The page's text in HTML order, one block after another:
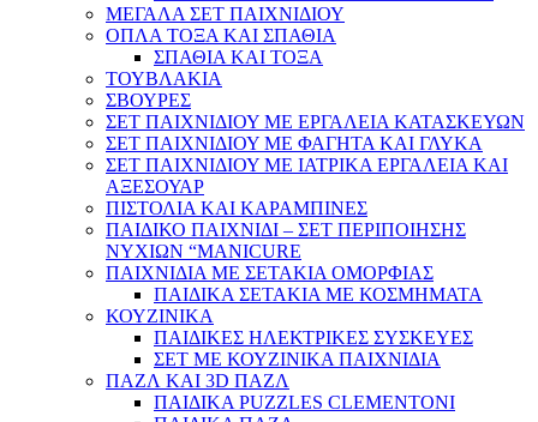
ΜΕΓΑΛΑ ΣΕΤ ΠΑΙΧΝΙΔΙΟΥ
ΟΠΛΑ ΤΟΞΑ ΚΑΙ ΣΠΑΘΙΑ
ΣΠΑΘΙΑ ΚΑΙ ΤΟΞΑ
ΤΟΥΒΛΑΚΙΑ
ΣΒΟΥΡΕΣ
ΣΕΤ ΠΑΙΧΝΙΔΙΟΥ ΜΕ ΕΡΓΑΛΕΙΑ ΚΑΤΑΣΚΕΥΩΝ
ΣΕΤ ΠΑΙΧΝΙΔΙΟΥ ΜΕ ΦΑΓΗΤΑ ΚΑΙ ΓΛΥΚΑ
ΣΕΤ ΠΑΙΧΝΙΔΙΟΥ ΜΕ ΙΑΤΡΙΚΑ ΕΡΓΑΛΕΙΑ ΚΑΙ
ΑΞΕΣΟΥΑΡ
ΠΙΣΤΟΛΙΑ ΚΑΙ ΚΑΡΑΜΠΙΝΕΣ
ΠΑΙΔΙΚΟ ΠΑΙΧΝΙΔΙ – ΣΕΤ ΠΕΡΙΠΟΙΗΣΗΣ
ΝΥΧΙΩΝ “MANICURE
ΠΑΙΧΝΙΔΙΑ ΜΕ ΣΕΤΑΚΙΑ ΟΜΟΡΦΙΑΣ
ΠΑΙΔΙΚΑ ΣΕΤΑΚΙΑ ΜΕ ΚΟΣΜΗΜΑΤΑ
ΚΟΥΖΙΝΙΚΑ
ΠΑΙΔΙΚΕΣ ΗΛΕΚΤΡΙΚΕΣ ΣΥΣΚΕΥΕΣ
ΣΕΤ ΜΕ ΚΟΥΖΙΝΙΚΑ ΠΑΙΧΝΙΔΙΑ
ΠΑΖΛ ΚΑΙ 3D ΠΑΖΛ
ΠΑΙΔΙΚΑ PUZZLES CLEMENTONI